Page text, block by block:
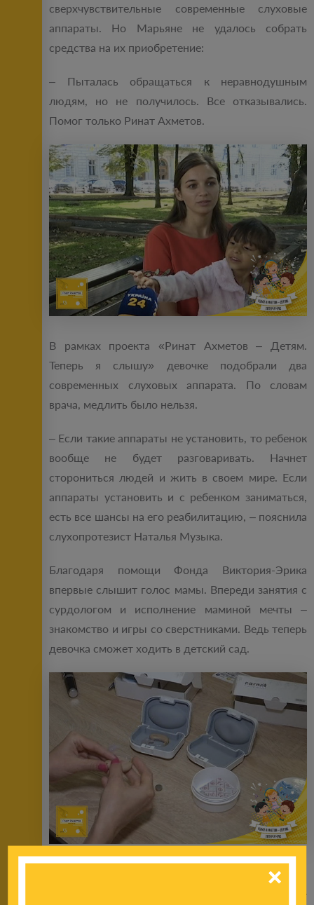
сверхчувствительные современные слуховые
аппараты. Но Марьяне не удалось собрать
средства на их приобретение:
– Пыталась обращаться к неравнодушным
людям, но не получилось. Все отказывались.
Помог только Ринат Ахметов.
В рамках проекта «Ринат Ахметов – Детям.
Теперь я слышу» девочке подобрали два
современных слуховых аппарата. По словам
врача, медлить было нельзя.
– Если такие аппараты не установить, то ребенок
вообще не будет разговаривать. Начнет
сторониться людей и жить в своем мире. Если
аппараты установить и с ребенком заниматься,
есть все шансы на его реабилитацию, – пояснила
слухопротезист Наталья Музыка.
Благодаря помощи Фонда Виктория-Эрика
впервые слышит голос мамы. Впереди занятия с
сурдологом и исполнение маминой мечты –
знакомство и игры со сверстниками. Ведь теперь
девочка сможет ходить в детский сад.
– Большое спасибо Ринату Ахметову за помощь.
Буду молиться за его семью и здоровье, –